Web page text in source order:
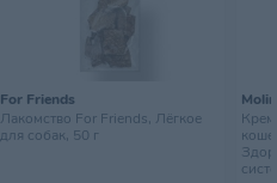
Хранить в сухом, прохладном
For Friends
Лакомство For Friends, Лёгкое
для собак, 50 г